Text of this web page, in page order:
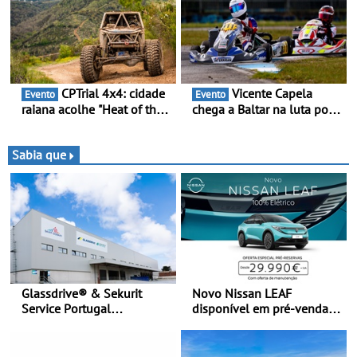
Bajas
Evento
raiana acolhe "Heat of the
Evento
chega a Baltar na luta por
com ambição renovada de
regressar ao pódio
Sabia que
Glassdrive® & Sekurit
Service Portugal
Novo Nissan LEAF
disponível em pré-venda a
campanha exclusiva de